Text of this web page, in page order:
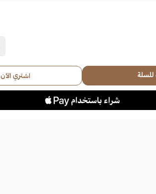
للسلة اشتري الآن